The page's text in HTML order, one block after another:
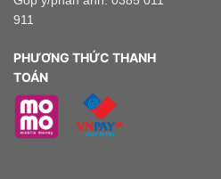
911
PHƯƠNG THỨC THANH
TOÁN